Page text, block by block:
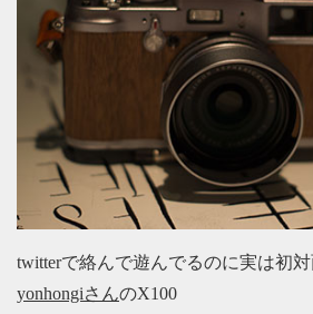
twitterで絡んで遊んでるのに実は初対
yonhongiさんのX100